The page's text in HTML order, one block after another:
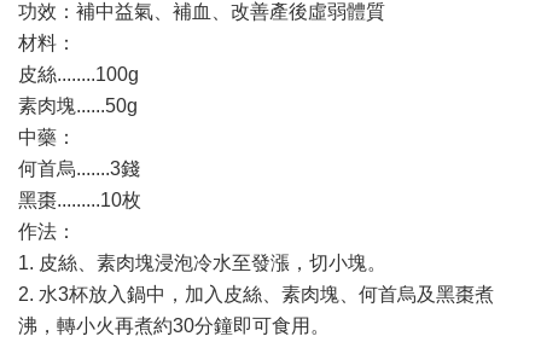
功效：補中益氣、補血、改善產後虛弱體質
材料：
皮絲........100g
素肉塊......50g
中藥：
何首烏.......3錢
黑棗.........10枚
作法：
1. 皮絲、素肉塊浸泡冷水至發漲，切小塊。
2. 水3杯放入鍋中，加入皮絲、素肉塊、何首烏及黑棗煮
沸，轉小火再煮約30分鐘即可食用。